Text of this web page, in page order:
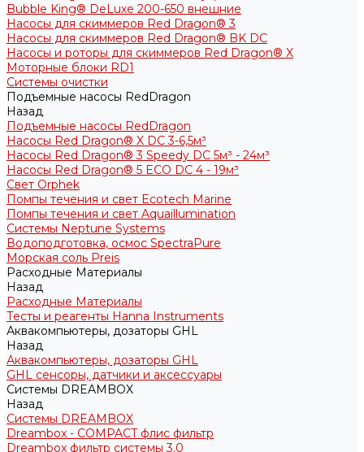
Bubble King® DeLuxe 200-650 внешние
Насосы для скиммеров Red Dragon® 3
Насосы для скиммеров Red Dragon® BK DC
Насосы и роторы для скиммеров Red Dragon® X
Моторные блоки RD1
Системы очистки
Подъемные насосы RedDragon
Назад
Подъемные насосы RedDragon
Насосы Red Dragon® X DC 3-6,5м³
Насосы Red Dragon® 3 Speedy DC 5м³ - 24м³
Насосы Red Dragon® 5 ECO DC 4 - 19м³
Свет Orphek
Помпы течения и свет Ecotech Marine
Помпы течения и свет Aquaillumination
Системы Neptune Systems
Водоподготовка, осмос SpectraPure
Морская соль Preis
Расходные Материалы
Назад
Расходные Материалы
Тесты и реагенты Hanna Instruments
Аквакомпьютеры, дозаторы GHL
Назад
Аквакомпьютеры, дозаторы GHL
GHL сенсоры, датчики и аксессуары
Системы DREAMBOX
Назад
Системы DREAMBOX
Dreambox - COMPACT флис фильтр
Dreambox фильтр системы 3.0